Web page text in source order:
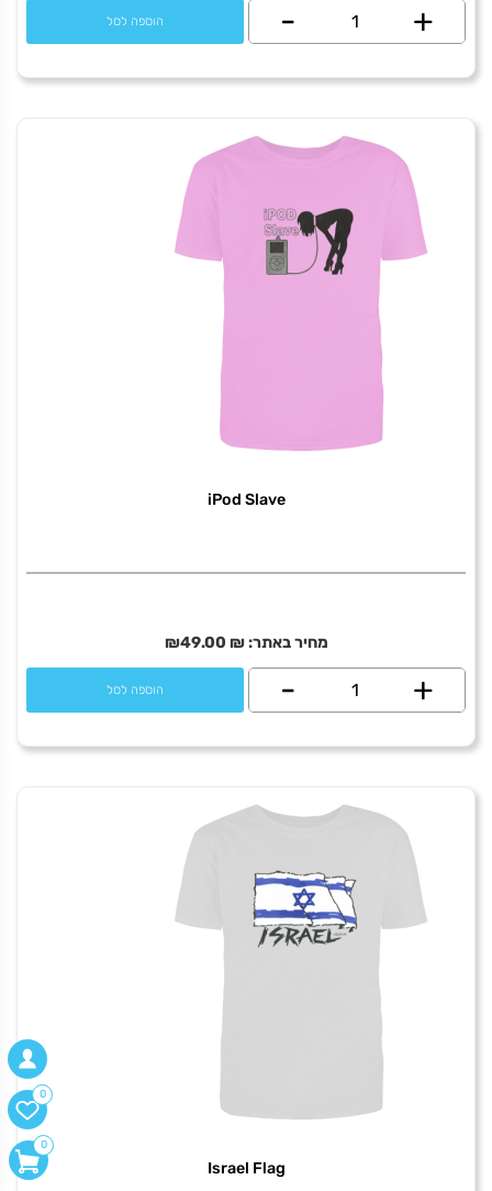
0
0
+
כמות
- הוספה לסל
iPod Slave
מחיר באתר:₪
₪49.00
+
כמות
Slave
- הוספה לסל
Israel Flag